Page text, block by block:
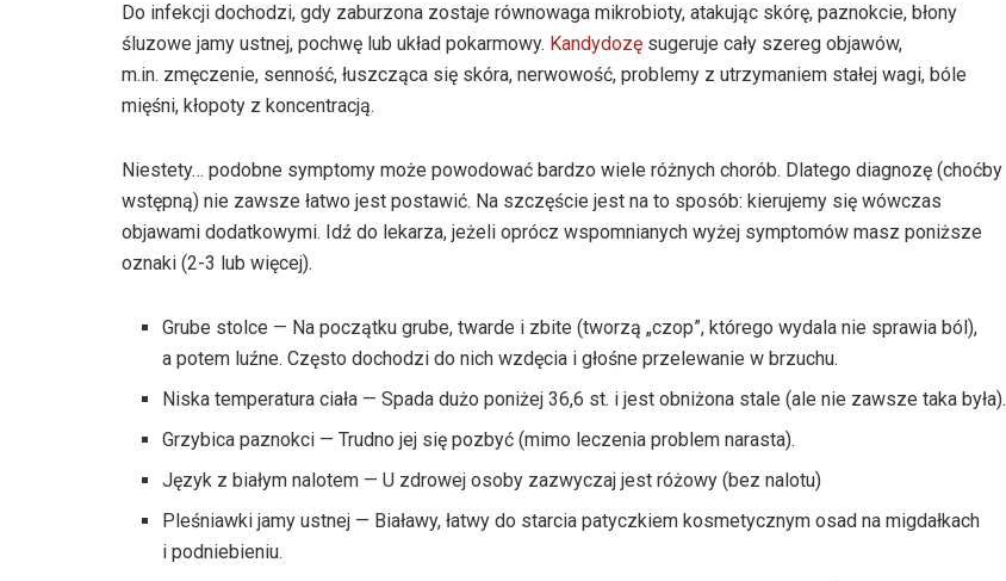
Do infekcji dochodzi, gdy zaburzona zostaje równowaga mikrobioty, atakując skórę, paznokcie, błony
śluzowe jamy ustnej, pochwę lub układ pokarmowy. Kandydozę sugeruje cały szereg objawów,
m.in. zmęczenie, senność, łuszcząca się skóra, nerwowość, problemy z utrzymaniem stałej wagi, bóle
mięśni, kłopoty z koncentracją.
Niestety… podobne symptomy może powodować bardzo wiele różnych chorób. Dlatego diagnozę (choćby
wstępną) nie zawsze łatwo jest postawić. Na szczęście jest na to sposób: kierujemy się wówczas
objawami dodatkowymi. Idź do lekarza, jeżeli oprócz wspomnianych wyżej symptomów masz poniższe
oznaki (2-3 lub więcej).
Grube stolce — Na początku grube, twarde i zbite (tworzą „czop”, którego wydala nie sprawia ból),
a potem luźne. Często dochodzi do nich wzdęcia i głośne przelewanie w brzuchu.
Niska temperatura ciała — Spada dużo poniżej 36,6 st. i jest obniżona stale (ale nie zawsze taka była).
Grzybica paznokci — Trudno jej się pozbyć (mimo leczenia problem narasta).
Język z białym nalotem — U zdrowej osoby zazwyczaj jest różowy (bez nalotu)
Pleśniawki jamy ustnej — Białawy, łatwy do starcia patyczkiem kosmetycznym osad na migdałkach
i podniebieniu.